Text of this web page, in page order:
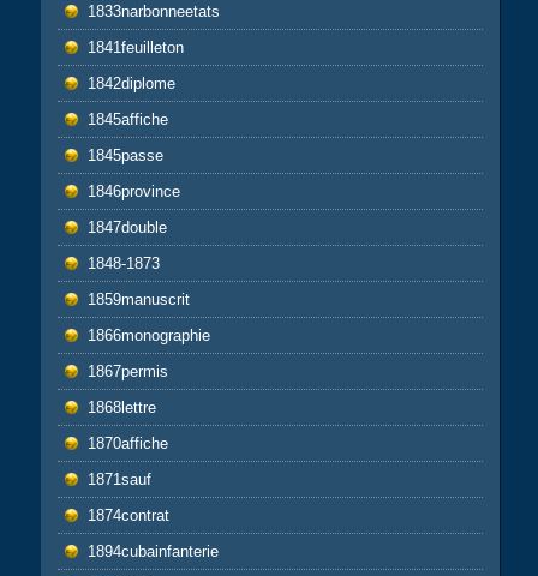
1833narbonneetats
1841feuilleton
1842diplome
1845affiche
1845passe
1846province
1847double
1848-1873
1859manuscrit
1866monographie
1867permis
1868lettre
1870affiche
1871sauf
1874contrat
1894cubainfanterie